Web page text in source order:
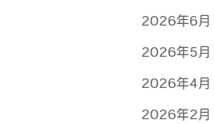
2026年6月
2026年5月
2026年4月
2026年2月